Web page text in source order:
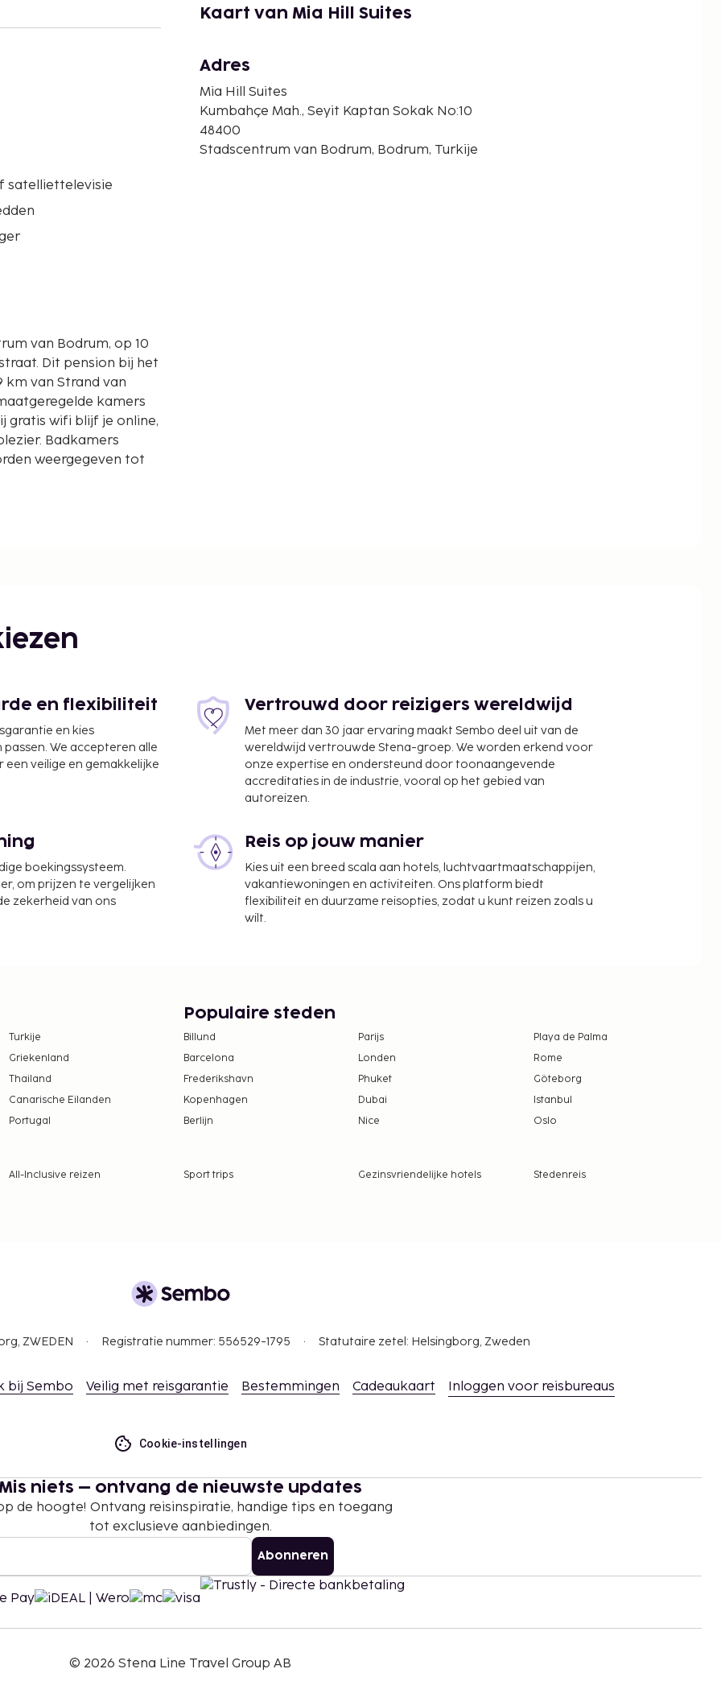
satelliettelevisie
van Bodrum, op 10
bij het
km van Strand van
kamers
gratis wifi blijf je online,
Badkamers
weergegeven tot
km
- 398,2 km
en een
Plezier
niet
Kaart van Mia Hill Suites
Adres
Mia Hill Suites
Kumbahçe Mah., Seyit Kaptan Sokak No:10
48400
Stadscentrum van Bodrum, Bodrum, Turkije
en flexibiliteit
en kies
We accepteren alle
veilige en gemakkelijke
Vertrouwd door reizigers wereldwijd
Met meer dan 30 jaar ervaring maakt Sembo deel uit van de
wereldwijd vertrouwde Stena-groep. We worden erkend voor
onze expertise en ondersteund door toonaangevende
accreditaties in de industrie, vooral op het gebied van
autoreizen.
boekingssysteem.
om prijzen te vergelijken
zekerheid van ons
Reis op jouw manier
Kies uit een breed scala aan hotels, luchtvaartmaatschappijen,
vakantiewoningen en activiteiten. Ons platform biedt
flexibiliteit en duurzame reisopties, zodat u kunt reizen zoals u
wilt.
Turkije
Griekenland
Thailand
Canarische Eilanden
Portugal
Populaire steden
Billund Parijs
Playa de Palma
Barcelona
Londen
Rome
Frederikshavn
Phuket
Göteborg
Kopenhagen
Dubai
Istanbul
Berlijn
Nice Oslo
All-Inclusive reizen Sport trips Gezinsvriendelijke hotels
Stedenreis
ZWEDEN Registratie nummer: 556529-1795 Statutaire zetel: Helsingborg, Zweden
bij Sembo Veilig met reisgarantie Bestemmingen Cadeaukaart Inloggen voor reisbureaus
Cookie-instellingen
Mis niets – ontvang de nieuwste updates
de hoogte! Ontvang reisinspiratie, handige tips en toegang
tot exclusieve aanbiedingen.
Abonneren
© 2026 Stena Line Travel Group AB